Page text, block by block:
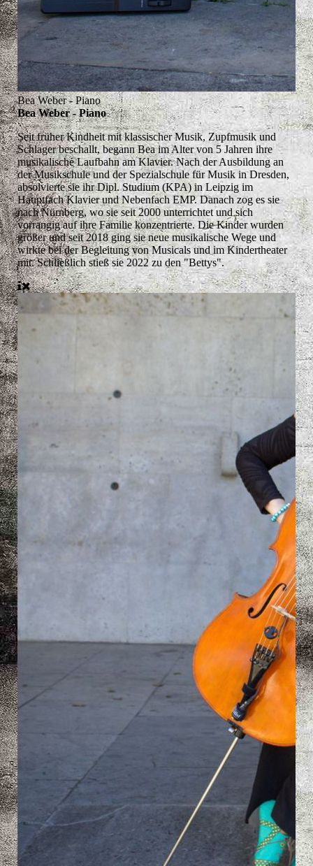
Bea Weber - Piano
Bea Weber - Piano
Seit früher Kindheit mit klassischer Musik, Zupfmusik und
Schlager beschallt, begann Bea im Alter von 5 Jahren ihre
musikalische Laufbahn am Klavier. Nach der Ausbildung an
der Musikschule und der Spezialschule für Musik in Dresden,
absolvierte sie ihr Dipl. Studium (KPA) in Leipzig im
Hauptfach Klavier und Nebenfach EMP. Danach zog es sie
nach Nürnberg, wo sie seit 2000 unterrichtet und sich
vorrangig auf ihre Familie konzentrierte. Die Kinder wurden
größer und seit 2018 ging sie neue musikalische Wege und
wirkte bei der Begleitung von Musicals und im Kindertheater
mit. Schließlich stieß sie 2022 zu den "Bettys".